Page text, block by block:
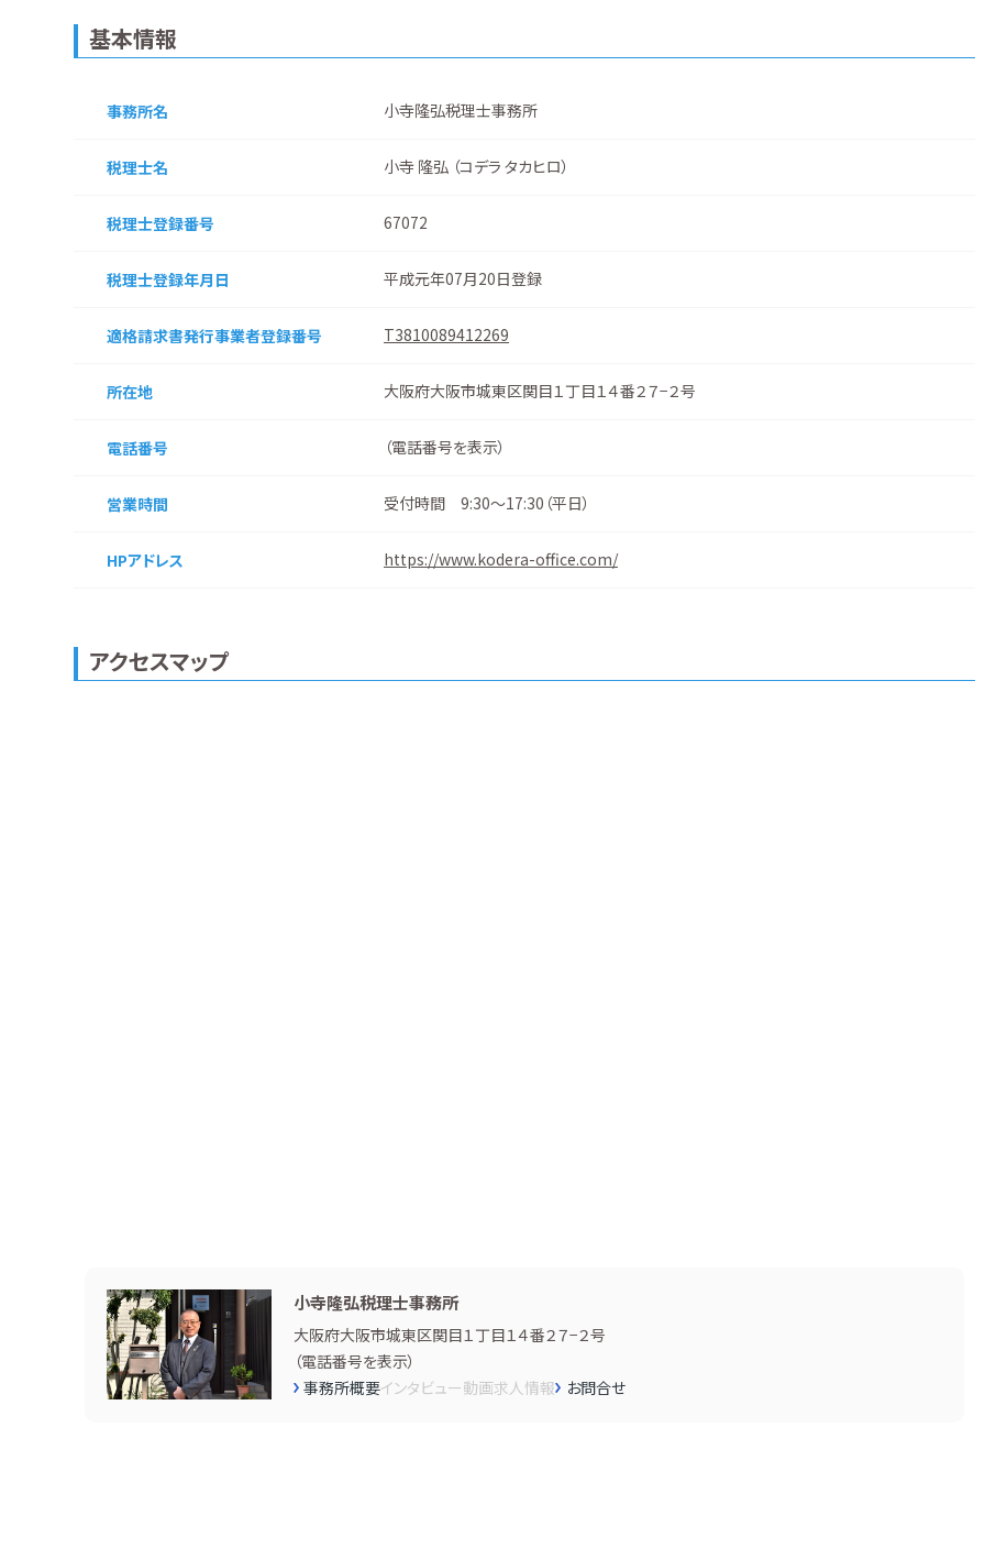
基本情報
事務所名 小寺隆弘税理士事務所
税理士名 小寺 隆弘 （コデラ タカヒロ）
税理士登録番号 67072
税理士登録年月日 平成元年07月20日登録
適格請求書発行事業者登録番号 T3810089412269
所在地 大阪府大阪市城東区関目１丁目１４番２７−２号
電話番号 （電話番号を表示）
営業時間 受付時間 9:30～17:30（平日）
HPアドレス https://www.kodera-office.com/
アクセスマップ
小寺隆弘税理士事務所
大阪府大阪市城東区関目１丁目１４番２７−２号
（電話番号を表示）
事務所概要インタビュー動画求人情報 お問合せ